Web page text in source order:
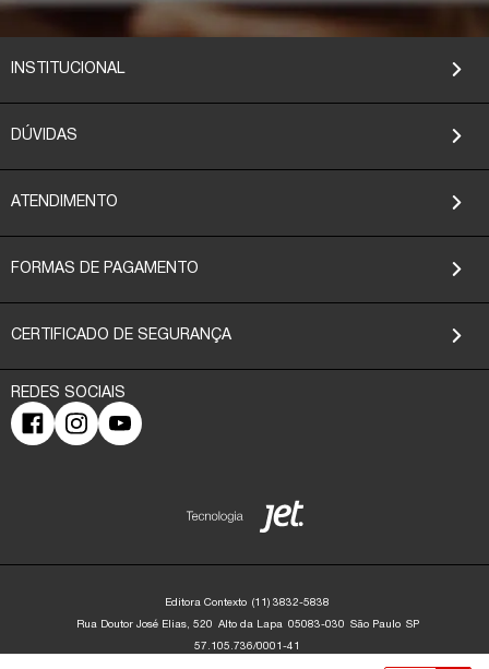
INSTITUCIONAL
DÚVIDAS
ATENDIMENTO
FORMAS DE PAGAMENTO
CERTIFICADO DE SEGURANÇA
Editora Contexto (11) 3832-5838
Rua Doutor José Elias, 520 Alto da Lapa 05083-030 São Paulo SP
57.105.736/0001-41